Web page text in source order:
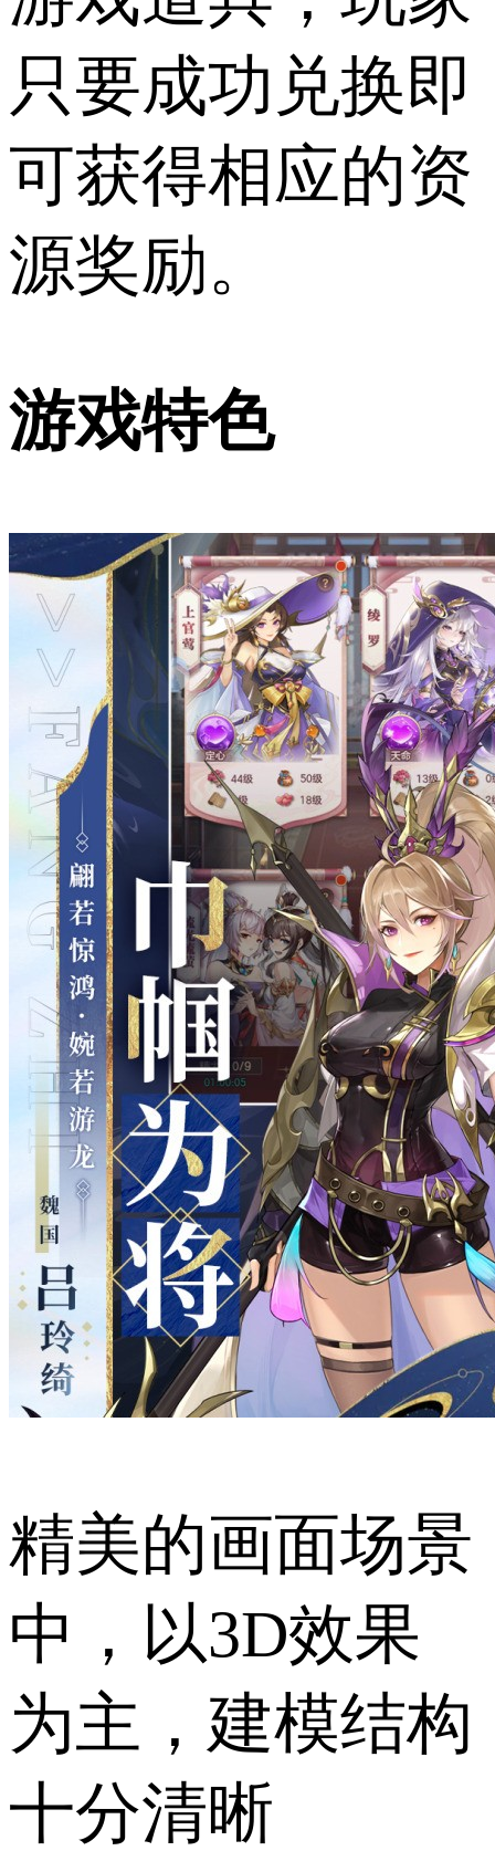
只要成功兑换即
可获得相应的资
源奖励。
游戏特色
精美的画面场景
中，以3D效果
为主，建模结构
十分清晰